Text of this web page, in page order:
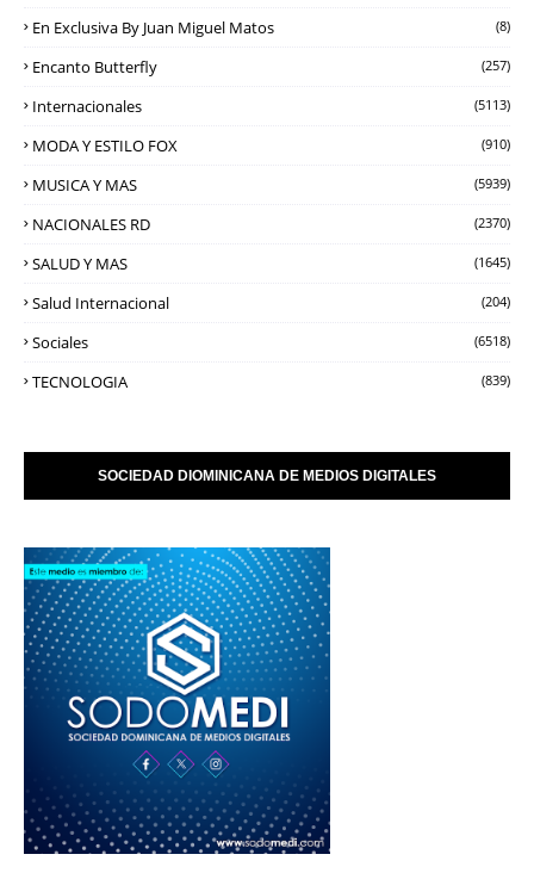
En Exclusiva By Juan Miguel Matos (8)
Encanto Butterfly (257)
Internacionales (5113)
MODA Y ESTILO FOX (910)
MUSICA Y MAS (5939)
NACIONALES RD (2370)
SALUD Y MAS (1645)
Salud Internacional (204)
Sociales (6518)
TECNOLOGIA (839)
SOCIEDAD DIOMINICANA DE MEDIOS DIGITALES